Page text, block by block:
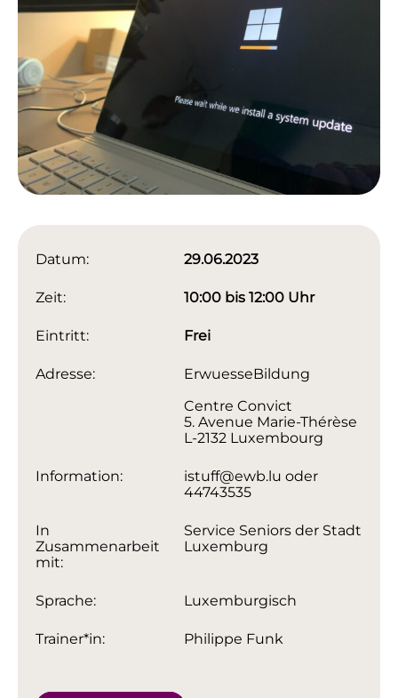
Datum: 29.06.2023
Zeit: 10:00 bis 12:00 Uhr
Eintritt: Frei
Adresse:
ErwuesseBildung
Centre Convict
5. Avenue Marie-Thérèse
L-2132 Luxembourg
Information:
istuff@ewb.lu oder
44743535
In
Zusammenarbeit
mit:
Service Seniors der Stadt
Luxemburg
Sprache: Luxemburgisch
Trainer*in: Philippe Funk